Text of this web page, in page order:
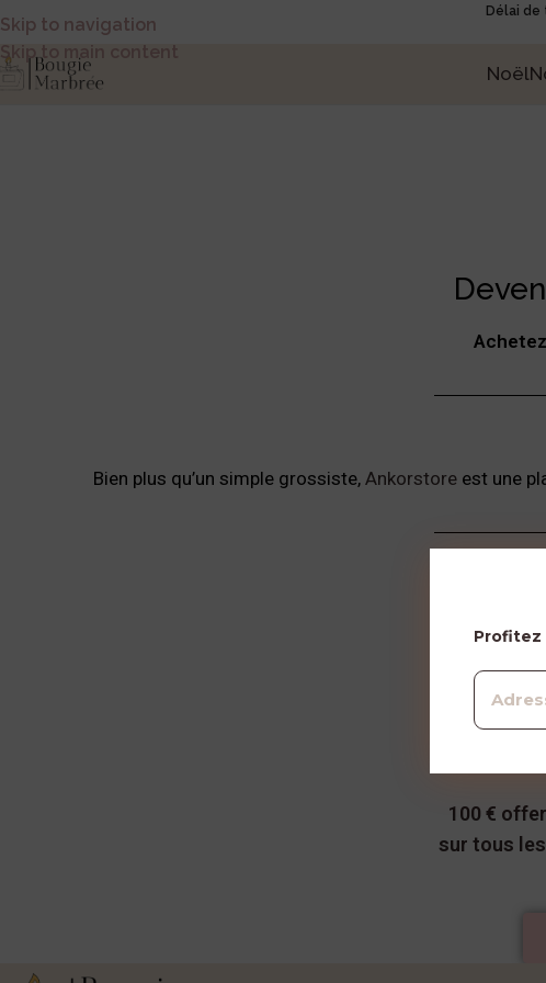
Skip to navigation
Skip to main content
Délai
Noël
Bien plus qu’un simple grossiste, Ankorstore est une
100 €
sur tous
Profitez